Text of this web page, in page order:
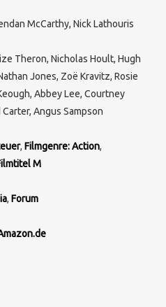
McCarthy, Nick Lathouris
Theron, Nicholas Hoult, Hugh
Jones, Zoë Kravitz, Rosie
Abbey Lee, Courtney
Angus Sampson
, Filmgenre: Action,
M
, Forum